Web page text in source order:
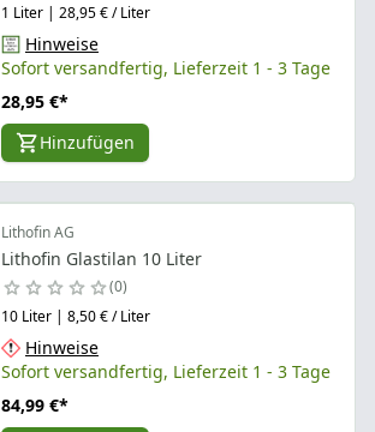
1 Liter | 28,95 € / Liter
Hinweise
Sofort versandfertig, Lieferzeit 1 - 3 Tage
28,95 €*
Hinzufügen
Lithofin AG
Lithofin Glastilan 10 Liter
0
10 Liter | 8,50 € / Liter
Hinweise
Sofort versandfertig, Lieferzeit 1 - 3 Tage
84,99 €*